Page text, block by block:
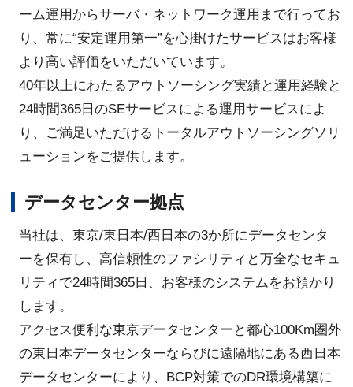
ーム運用からサーバ・ネットワーク運用まで行ってお
り、常に“安定運用第一”を心掛けたサービスはお客様
より高い評価をいただいています。
40年以上にわたるアウトソーシング実績と運用経験と
24時間365日のSEサービスによる運用サービスによ
り、ご満足いただけるトータルアウトソーシングソリ
ューションをご提供します。
データセンター拠点
当社は、東京/東日本/西日本の3か所にデータセンタ
ーを保有し、高信頼性のファシリティと万全なセキュ
リティで24時間365日、お客様のシステムをお預かり
します。
アクセス便利な東京データセンターと都心100Km圏外
の東日本データセンターならびに遠隔地にある西日本
データセンターにより、BCP対策でのDR環境構築に